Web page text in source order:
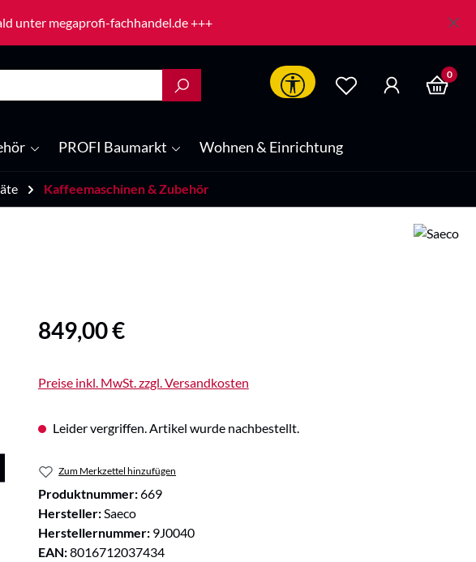
unter megaprofi-fachhandel.de +++
Werkzeugleiste anzeigen
0
PROFI Baumarkt Wohnen & Einrichtung
Kaffeemaschinen & Zubehör
Regulärer Preis:
849,00 €
Preise inkl. MwSt. zzgl. Versandkosten
Leider vergriffen. Artikel wurde nachbestellt.
Zum Merkzettel hinzufügen
Produktnummer:669
Hersteller:Saeco
Herstellernummer: 9J0040
EAN:8016712037434